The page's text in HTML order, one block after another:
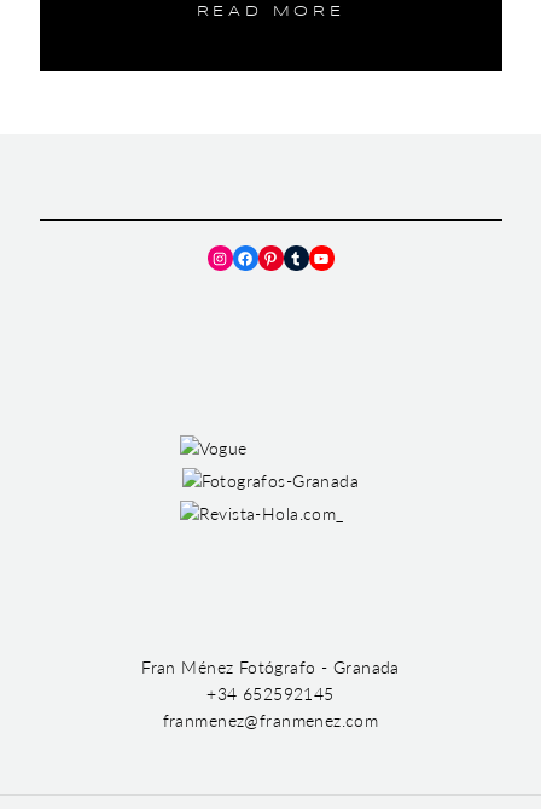
READ MORE
Instagram
Facebook
Pinterest
TumblrYouTube
Fran Ménez Fotógrafo - Granada
+34 652592145
franmenez@franmenez.com